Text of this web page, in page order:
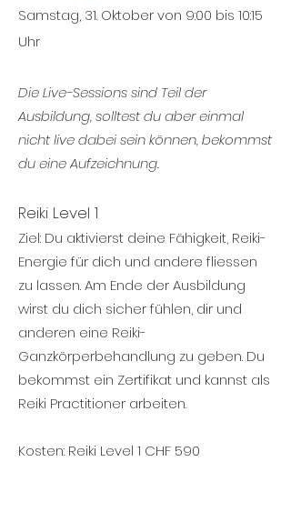
Samstag, 31. Oktober von 9:00 bis 10:15
Uhr
Die Live-Sessions sind Teil der
Ausbildung, solltest du aber einmal
nicht live dabei sein können, bekommst
du eine Aufzeichnung.
Reiki Level 1
Ziel: Du aktivierst deine Fähigkeit, Reiki-
Energie für dich und andere fliessen
zu lassen. Am Ende der Ausbildung
wirst du dich sicher fühlen, dir und
anderen eine Reiki-
Ganzkörperbehandlung zu geben. Du
bekommst ein Zertifikat und kannst als
Reiki Practitioner arbeiten.
Kosten: Reiki Level 1 CHF 590